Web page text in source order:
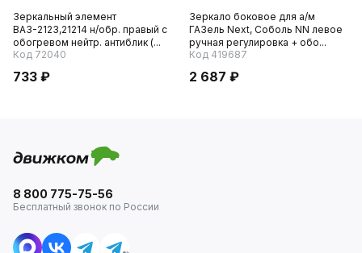
Зеркальный элемент
ВАЗ-2123,21214 н/обр. правый с
обогревом нейтр. антиблик (...
Код 72040
733 ₽
Зеркало боковое для а/м
ГАЗель Next, Соболь NN левое
ручная регулировка + обо...
Код 419687
2 687 ₽
8 800 775-75-56
Бесплатный звонок по России